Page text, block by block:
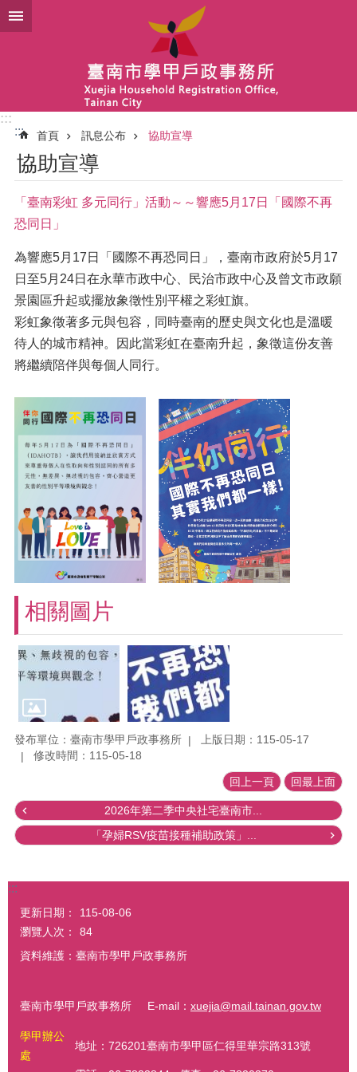
跳到主要內容區塊
:::
:::
首頁 訊息公布 協助宣導
協助宣導
「臺南彩虹 多元同行」活動～～響應5月17日「國際不再
恐同日」
為響應5月17日「國際不再恐同日」，臺南市政府於5月17
日至5月24日在永華市政中心、民治市政中心及曾文市政願
景園區升起或擺放象徵性別平權之彩虹旗。
彩虹象徵著多元與包容，同時臺南的歷史與文化也是溫暖
待人的城市精神。因此當彩虹在臺南升起，象徵這份友善
將繼續陪伴與每個人同行。
相關圖片
發布單位：臺南市學甲戶政事務所
上版日期：115-05-17
修改時間：115-05-18
回上一頁 回最上面
2026年第二季中央社宅臺南市...
「孕婦RSV疫苗接種補助政策」...
:::
更新日期：
115-08-06
瀏覽人次：
84
資料維護：臺南市學甲戶政事務所
臺南市學甲戶政事務所 E-mail： xuejia@mail.tainan.gov.tw
學甲辦公
處
地址：726201臺南市學甲區仁得里華宗路313號